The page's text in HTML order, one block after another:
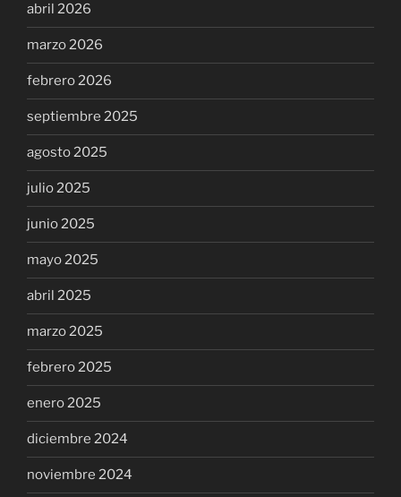
abril 2026
marzo 2026
febrero 2026
septiembre 2025
agosto 2025
julio 2025
junio 2025
mayo 2025
abril 2025
marzo 2025
febrero 2025
enero 2025
diciembre 2024
noviembre 2024